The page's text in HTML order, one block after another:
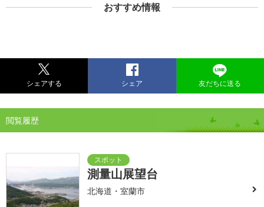
おすすめ情報
シェアする シェア 友だちに送る
閲覧履歴
測量山展望台
北海道・室蘭市